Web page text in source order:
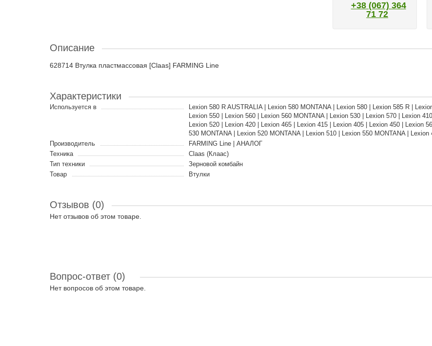
+38 (067) 364
71 72
Описание
628714 Втулка пластмассовая [Claas] FARMING Line
Характеристики
Используется в
Lexion 580 R AUSTRALIA | Lexion 580 MONTANA | Lexion 580 | Lexion 585 R |
Lexion 550 | Lexion 560 | Lexion 560 MONTANA | Lexion 530 | Lexion 570 | Lexion
Lexion 520 | Lexion 420 | Lexion 465 | Lexion 415 | Lexion 405 | Lexion 450 | Lexion
530 MONTANA | Lexion 520 MONTANA | Lexion 510 | Lexion 550 MONTANA |
Производитель
FARMING Line | АНАЛОГ
Техника
Claas (Клаас)
Тип техники
Зерновой комбайн
Товар
Втулки
Отзывов (0)
Нет отзывов об этом товаре.
Вопрос-ответ (0)
Нет вопросов об этом товаре.